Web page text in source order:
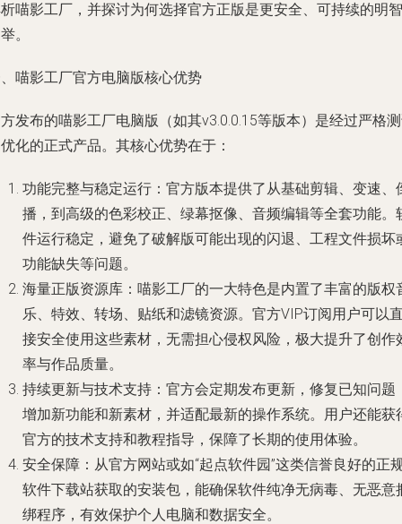
喵影工厂，并探讨为何选择官方正版是更安全、可持续的明智
。
喵影工厂官方电脑版核心优势
发布的喵影工厂电脑版（如其v3.0.0.15等版本）是经过严格
化的正式产品。其核心优势在于：
功能完整与稳定运行 ：官方版本提供了从基础剪辑、变速、
播，到高级的色彩校正、绿幕抠像、音频编辑等全套功能。
件运行稳定，避免了破解版可能出现的闪退、工程文件损坏
功能缺失等问题。
海量正版资源库 ：喵影工厂的一大特色是内置了丰富的版权
乐、特效、转场、贴纸和滤镜资源。官方VIP订阅用户可以
接安全使用这些素材，无需担心侵权风险，极大提升了创作
率与作品质量。
持续更新与技术支持 ：官方会定期发布更新，修复已知问题
增加新功能和新素材，并适配最新的操作系统。用户还能获
官方的技术支持和教程指导，保障了长期的使用体验。
安全保障 ：从官方网站或如“起点软件园”这类信誉良好的正
软件下载站获取的安装包，能确保软件纯净无病毒、无恶意
绑程序，有效保护个人电脑和数据安全。